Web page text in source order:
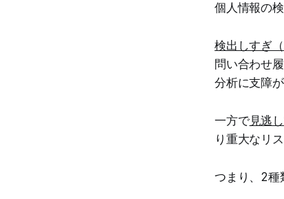
個人情報の
検出しすぎ（
問い合わせ
分析に支障
一方で見逃し
り重大なリ
つまり、2種